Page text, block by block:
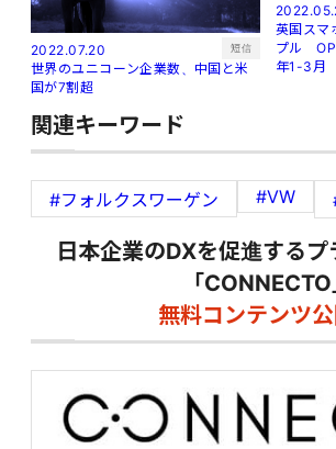
2022.07.20 短信
世界のユニコーン企業数、中国と米
国が7割超
英国スマ
プル
年1-3月
関連キーワード
#フォルクスワーゲン #VW
日本企業のDXを促進する
「CONNECTO
無料コンテンツ